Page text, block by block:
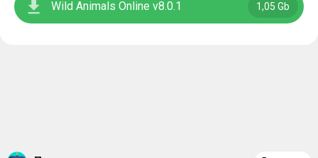
Wild Animals Online v8.0.1 1,05 Gb